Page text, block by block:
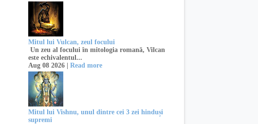
Mitul lui Vulcan, zeul focului
Un zeu al focului în mitologia romană, Vilcan
este echivalentul...
Aug 08 2026 | Read more
Mitul lui Vishnu, unul dintre cei 3 zei hinduși
supremi